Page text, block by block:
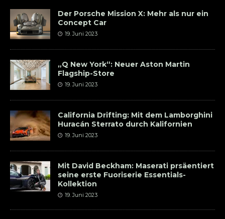
Der Porsche Mission X: Mehr als nur ein
Concept Car
19. Juni 2023
„Q New York“: Neuer Aston Martin
Flagship-Store
19. Juni 2023
California Drifting: Mit dem Lamborghini
Huracán Sterrato durch Kalifornien
19. Juni 2023
Mit David Beckham: Maserati prsäentiert
seine erste Fuoriserie Essentials-
Kollektion
19. Juni 2023